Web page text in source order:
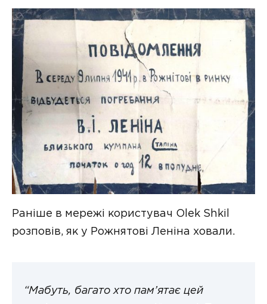
Раніше в мережі користувач Olek Shkil
розповів, як у Рожнятові Леніна ховали.
“Мабуть, багато хто пам’ятає цей